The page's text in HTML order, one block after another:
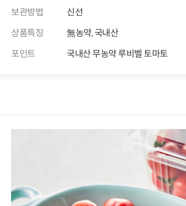
보관방법
신선
상품특징
無농약, 국내산
포인트
국내산 무농약 루비벨 토마토